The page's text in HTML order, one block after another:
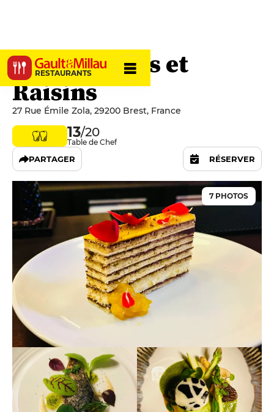
RESTAURANTS
Chai, Pépites et
Raisins
27 Rue Émile Zola, 29200 Brest, France
13/20
Table de Chef
PARTAGER RÉSERVER
7 PHOTOS